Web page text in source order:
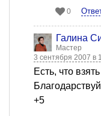
0
Галина
Мастер
3 сентября 2007 в
Есть, что
+5